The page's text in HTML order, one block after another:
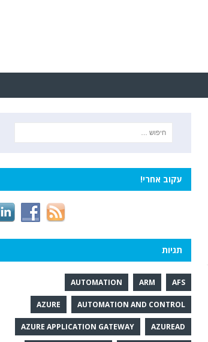
עקוב אחרי!
תגיות
AFS
ARM
AUTOMATION
AUTOMATION AND CONTROL
AZURE
AZUREAD
AZURE APPLICATION GATEWAY